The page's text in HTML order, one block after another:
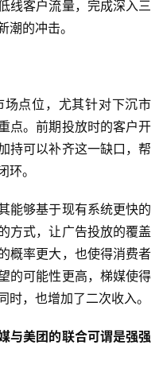
线客户流量，完成深入三
的冲击。
点位，尤其针对下沉市
点。前期投放时的客户开
持可以补齐这一缺口，帮
。
能够基于现有系统更快的
方式，让广告投放的覆盖
概率更大，也使得消费者
的可能性更高，梯媒使得
，也增加了二次收入。
与美团的联合可谓是强强